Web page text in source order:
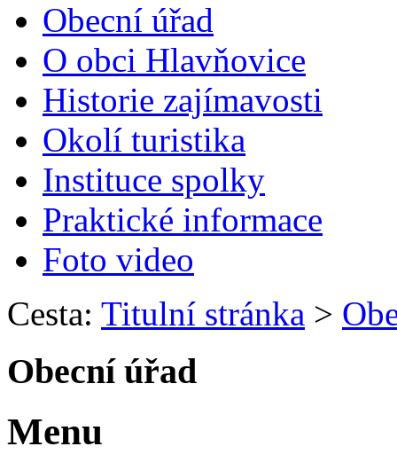
Obecní úřad
O obci Hlavňovice
Historie zajímavosti
Okolí turistika
Instituce spolky
Praktické informace
Foto video
Cesta: Titulní stránka >
Obecní úřad
Menu